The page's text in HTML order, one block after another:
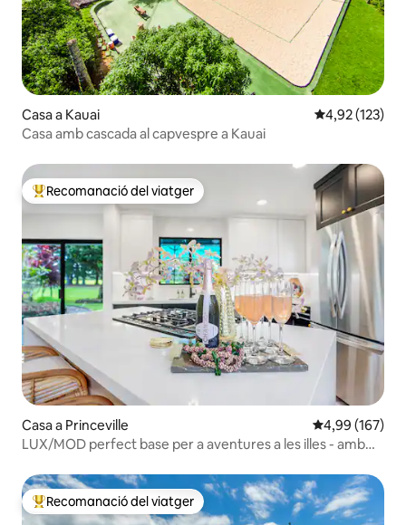
Casa a Kauai 4,92 de
4,92 (123)
Casa amb cascada al capvespre a Kauai
Principals recomanacions dels viatgers
Recomanació del viatger
Casa a Princeville 4,99 de
4,99 (167)
LUX/MOD perfect base per a aventures a les illes - amb
Principals recomanacions dels viatgers
Recomanació del viatger